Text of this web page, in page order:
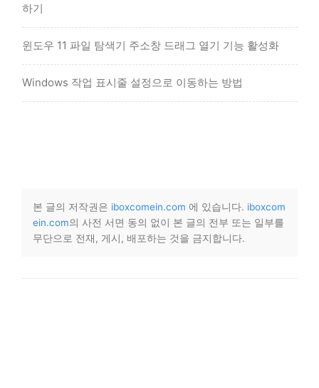
하기
윈도우 11 파일 탐색기 주소창 드래그 열기 기능 활성화
Windows 작업 표시줄 설정으로 이동하는 방법
본 글의 저작권은 iboxcomein.com 에 있습니다. iboxcom
ein.com의 사전 서면 동의 없이 본 글의 전부 또는 일부를
무단으로 전재, 게시, 배포하는 것을 금지합니다.